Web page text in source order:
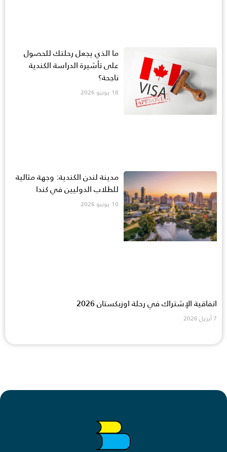
ما الذي يجعل رحلتك للحصول
على تأشيرة الدراسة الكندية
ناجحة؟
18 يونيو 2026
مدينة لندن الكندية: وجهة مثالية
للطلاب الدوليين في كندا
10 يونيو 2026
اتفاقية الإشتراك في رحلة اوزبكستان 2026
7 أبريل 2026